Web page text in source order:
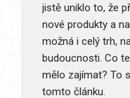
jistě uniklo to, že
nové produkty a
možná i celý trh,
budoucnosti. Co
mělo zajímat? To
tomto článku.